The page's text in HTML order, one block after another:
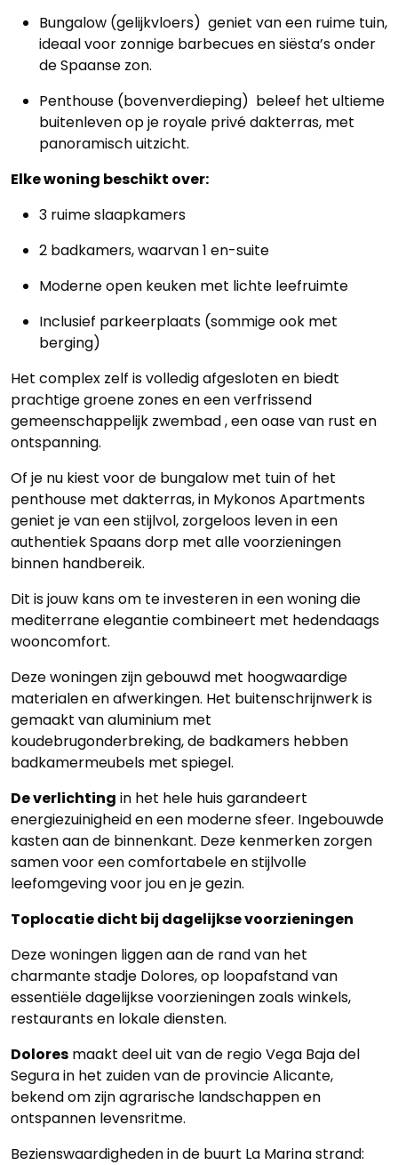
Home
Lopende
projecten
Alle
Panden
Bungalow (gelijkvloers) geniet van een ruime tuin,
ideaal voor zonnige barbecues en siësta’s onder
de Spaanse zon.
Penthouse (bovenverdieping) beleef het ultieme
buitenleven op je royale privé dakterras, met
panoramisch uitzicht.
Elke woning beschikt over:
3 ruime slaapkamers
2 badkamers, waarvan 1 en-suite
Moderne open keuken met lichte leefruimte
Inclusief parkeerplaats (sommige ook met
berging)
Het complex zelf is volledig afgesloten en biedt
prachtige groene zones en een verfrissend
gemeenschappelijk zwembad , een oase van rust en
ontspanning.
Of je nu kiest voor de bungalow met tuin of het
penthouse met dakterras, in Mykonos Apartments
geniet je van een stijlvol, zorgeloos leven in een
authentiek Spaans dorp met alle voorzieningen
binnen handbereik.
Dit is jouw kans om te investeren in een woning die
mediterrane elegantie combineert met hedendaags
wooncomfort.
Deze woningen zijn gebouwd met hoogwaardige
materialen en afwerkingen. Het buitenschrijnwerk is
gemaakt van aluminium met
koudebrugonderbreking, de badkamers hebben
badkamermeubels met spiegel.
De verlichting in het hele huis garandeert
energiezuinigheid en een moderne sfeer. Ingebouwde
kasten aan de binnenkant. Deze kenmerken zorgen
samen voor een comfortabele en stijlvolle
leefomgeving voor jou en je gezin.
Toplocatie dicht bij dagelijkse voorzieningen
Deze woningen liggen aan de rand van het
charmante stadje Dolores, op loopafstand van
essentiële dagelijkse voorzieningen zoals winkels,
restaurants en lokale diensten.
Dolores maakt deel uit van de regio Vega Baja del
Segura in het zuiden van de provincie Alicante,
bekend om zijn agrarische landschappen en
ontspannen levensritme.
Bezienswaardigheden in de buurt La Marina strand: